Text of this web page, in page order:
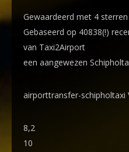
Gewaardeerd met 4 sterren
Gebaseerd op 40838(!)
van Taxi2Airport
een aangewezen
airporttransfer-schipholtaxi
8,2
10